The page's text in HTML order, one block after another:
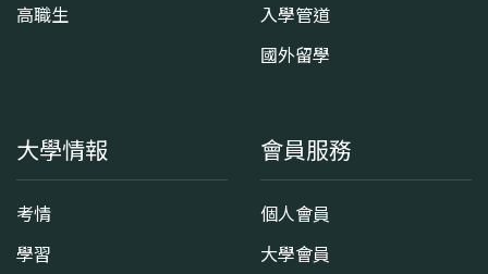
高職生
入學管道
國外留學
大學情報
考情
學習
會員服務
個人會員
大學會員